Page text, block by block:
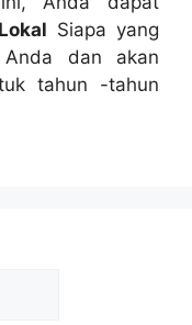
Siapa yang
dan akan
tahun -tahun